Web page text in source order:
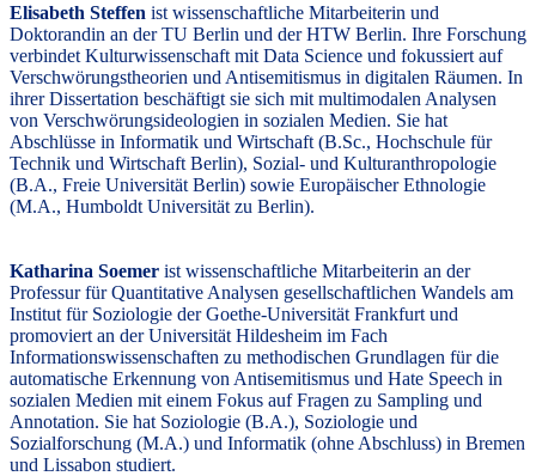
Elisabeth Steffen ist wissenschaftliche Mitarbeiterin und
Doktorandin an der TU Berlin und der HTW Berlin. Ihre Forschung
verbindet Kulturwissenschaft mit Data Science und fokussiert auf
Verschwörungstheorien und Antisemitismus in digitalen Räumen. In
ihrer Dissertation beschäftigt sie sich mit multimodalen Analysen
von Verschwörungsideologien in sozialen Medien. Sie hat
Abschlüsse in Informatik und Wirtschaft (B.Sc., Hochschule für
Technik und Wirtschaft Berlin), Sozial- und Kulturanthropologie
(B.A., Freie Universität Berlin) sowie Europäischer Ethnologie
(M.A., Humboldt Universität zu Berlin).
Katharina Soemer ist wissenschaftliche Mitarbeiterin an der
Professur für Quantitative Analysen gesellschaftlichen Wandels am
Institut für Soziologie der Goethe-Universität Frankfurt und
promoviert an der Universität Hildesheim im Fach
Informationswissenschaften zu methodischen Grundlagen für die
automatische Erkennung von Antisemitismus und Hate Speech in
sozialen Medien mit einem Fokus auf Fragen zu Sampling und
Annotation. Sie hat Soziologie (B.A.), Soziologie und
Sozialforschung (M.A.) und Informatik (ohne Abschluss) in Bremen
und Lissabon studiert.